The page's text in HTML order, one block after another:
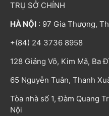
TRỤ SỞ CHÍNH
HÀ NỘI : 97 Gia Thượng,
+(84) 24 3736 8958
128 Giảng Võ, Kim Mã, Ba
65 Nguyễn Tuân, Thanh
Tòa nhà số 1, Đàm Quang
Nội